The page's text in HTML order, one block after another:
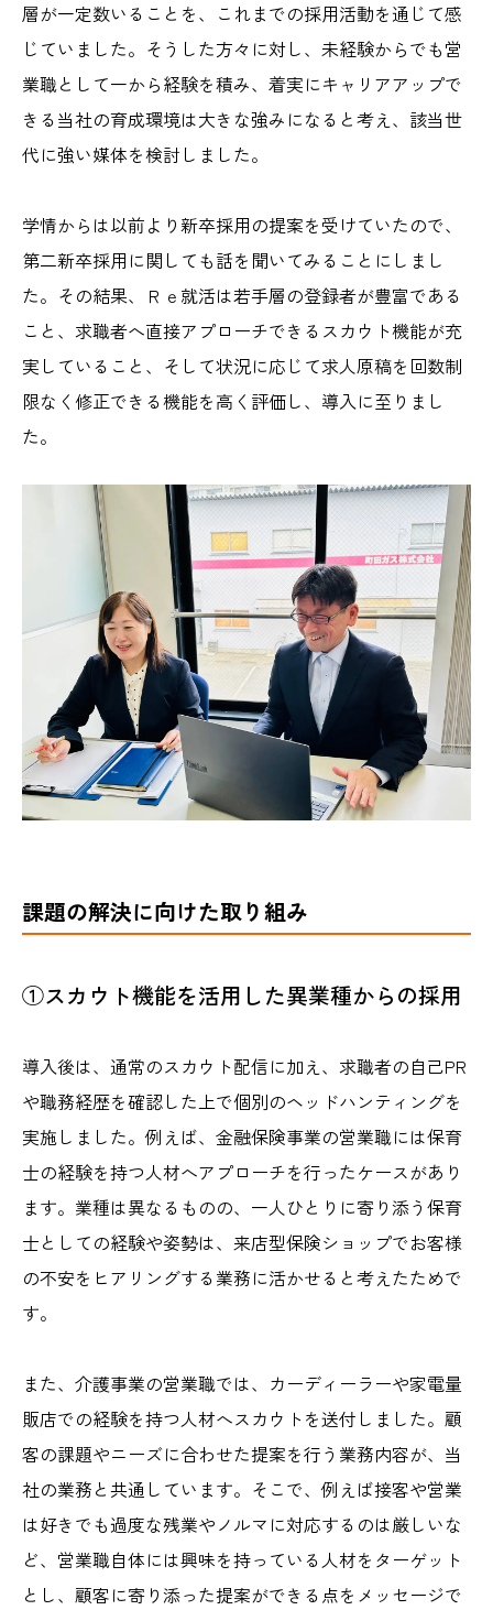
層が一定数いることを、これまでの採用活動を通じて感
じていました。そうした方々に対し、未経験からでも営
業職として一から経験を積み、着実にキャリアアップで
きる当社の育成環境は大きな強みになると考え、該当世
代に強い媒体を検討しました。
学情からは以前より新卒採用の提案を受けていたので、
第二新卒採用に関しても話を聞いてみることにしまし
た。その結果、Ｒｅ就活は若手層の登録者が豊富である
こと、求職者へ直接アプローチできるスカウト機能が充
実していること、そして状況に応じて求人原稿を回数制
限なく修正できる機能を高く評価し、導入に至りまし
た。
課題の解決に向けた取り組み
①スカウト機能を活用した異業種からの採用
導入後は、通常のスカウト配信に加え、求職者の自己PR
や職務経歴を確認した上で個別のヘッドハンティングを
実施しました。例えば、金融保険事業の営業職には保育
士の経験を持つ人材へアプローチを行ったケースがあり
ます。業種は異なるものの、一人ひとりに寄り添う保育
士としての経験や姿勢は、来店型保険ショップでお客様
の不安をヒアリングする業務に活かせると考えたためで
す。
また、介護事業の営業職では、カーディーラーや家電量
販店での経験を持つ人材へスカウトを送付しました。顧
客の課題やニーズに合わせた提案を行う業務内容が、当
社の業務と共通しています。そこで、例えば接客や営業
は好きでも過度な残業やノルマに対応するのは厳しいな
ど、営業職自体には興味を持っている人材をターゲット
とし、顧客に寄り添った提案ができる点をメッセージで